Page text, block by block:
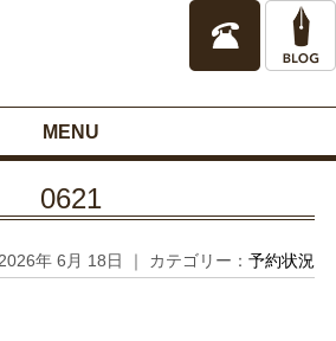
MENU
0621
2026年 6月 18日 ｜ カテゴリー：予約状況